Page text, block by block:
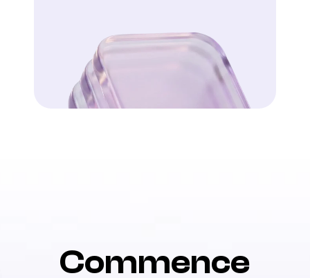
Commence